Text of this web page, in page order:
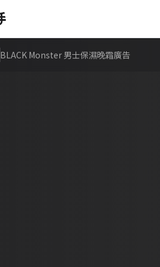
BLACK Monster 男士保濕晚霜廣告